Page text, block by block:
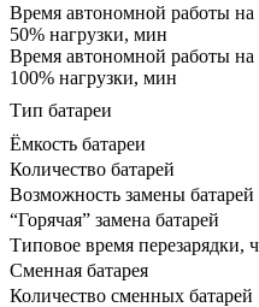
Время автономной работы на
50% нагрузки, мин
Время автономной работы на
100% нагрузки, мин
Тип батареи
Ёмкость батареи
Количество батарей
Возможность замены батарей
“Горячая” замена батарей
Типовое время перезарядки, ч
Сменная батарея
Количество сменных батарей